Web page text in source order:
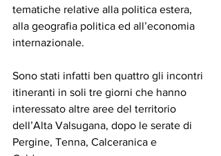
tematiche relative alla politica estera,
alla geografia politica ed all’economia
internazionale.
Sono stati infatti ben quattro gli incontri
itineranti in soli tre giorni che hanno
interessato altre aree del territorio
dell’Alta Valsugana, dopo le serate di
Pergine, Tenna, Calceranica e